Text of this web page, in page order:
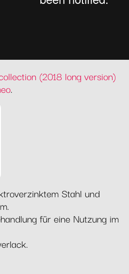
(2018 long version)
.
Stahl und
für eine Nutzung im